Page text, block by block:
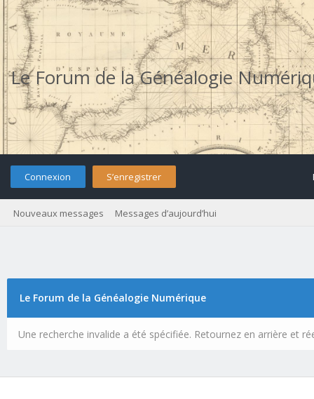
Le Forum de la Généalogie
Connexion S’enregistrer
Nouveaux messages Messages d’aujourd’hui
Le Forum de la Généalogie Numérique
Une recherche invalide a été spécifiée. Retournez en arrière et